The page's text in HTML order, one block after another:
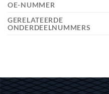
OE-NUMMER
GERELATEERDE
ONDERDEELNUMMERS